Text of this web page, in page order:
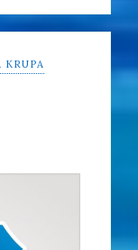
KRUPA